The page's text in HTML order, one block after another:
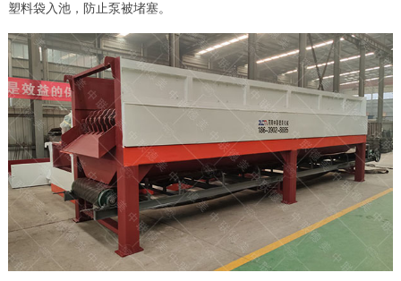
塑料袋入池，防止泵被堵塞。